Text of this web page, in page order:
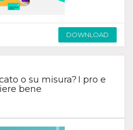
DOWNLOAD
o su misura? I pro e
bene